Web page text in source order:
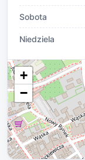
Sobota
Niedziela
+
−